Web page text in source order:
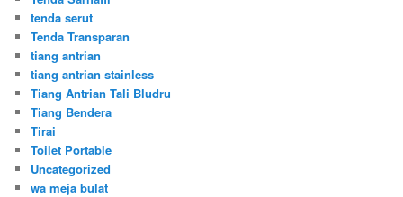
tenda serut
Tenda Transparan
tiang antrian
tiang antrian stainless
Tiang Antrian Tali Bludru
Tiang Bendera
Tirai
Toilet Portable
Uncategorized
wa meja bulat